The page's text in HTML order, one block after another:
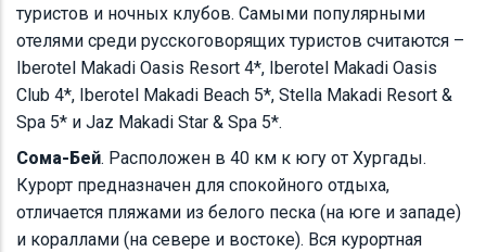
туристов и ночных клубов. Самыми популярными
отелями среди русскоговорящих туристов считаются –
Iberotel Makadi Oasis Resort 4*, Iberotel Makadi Oasis
Club 4*, Iberotel Makadi Beach 5*, Stella Makadi Resort &
Spa 5* и Jaz Makadi Star & Spa 5*.
Сома-Бей. Расположен в 40 км к югу от Хургады.
Курорт предназначен для спокойного отдыха,
отличается пляжами из белого песка (на юге и западе)
и кораллами (на севере и востоке). Вся курортная